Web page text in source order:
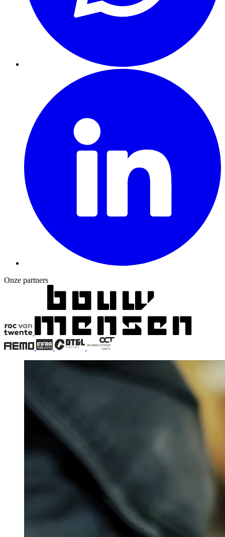
Onze partners